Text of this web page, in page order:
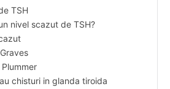
TSH
nivel scazut de TSH?
chisturi in glanda tiroida